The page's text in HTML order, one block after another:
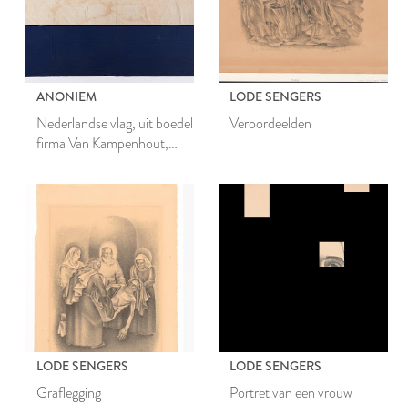
ANONIEM
Nederlandse vlag, uit boedel
firma Van Kampenhout,
LODE SENGERS
Veroordeelden
LODE SENGERS
Graflegging
LODE SENGERS
Portret van een vrouw